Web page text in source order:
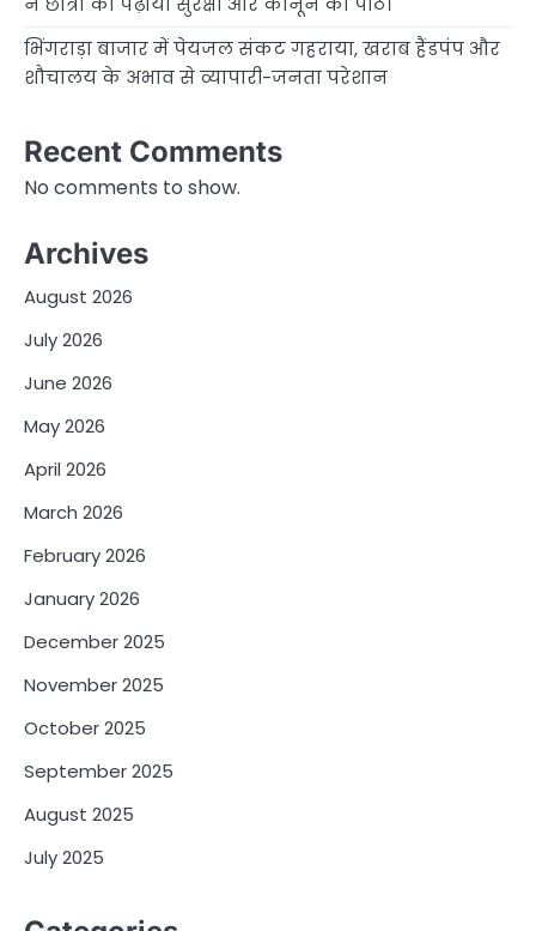
भिंगराड़ा बाजार में पेयजल संकट गहराया, खराब हैंडपंप और
शौचालय के अभाव से व्यापारी-जनता परेशान
Recent Comments
No comments to show.
Archives
August 2026
July 2026
June 2026
May 2026
April 2026
March 2026
February 2026
January 2026
December 2025
November 2025
October 2025
September 2025
August 2025
July 2025